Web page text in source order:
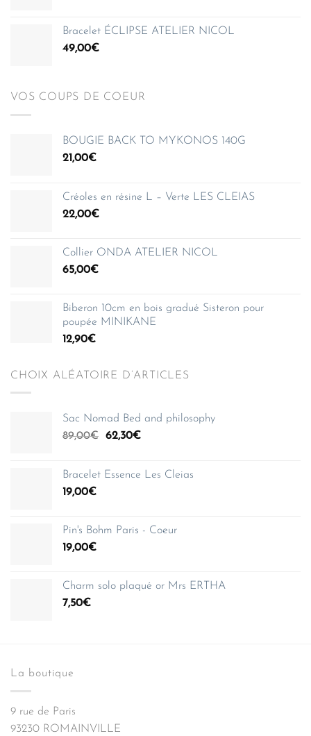
Bracelet ÉCLIPSE ATELIER NICOL
49,00€
VOS COUPS DE COEUR
BOUGIE BACK TO MYKONOS 140G
21,00€
Créoles en résine L – Verte LES CLEIAS
22,00€
Collier ONDA ATELIER NICOL
65,00€
Biberon 10cm en bois gradué Sisteron pour
poupée MINIKANE
12,90€
CHOIX ALÉATOIRE D’ARTICLES
Sac Nomad Bed and philosophy
89,00€
Le
était :
62,30€Le
est :
Bracelet Essence Les Cleias
19,00€
Pin's Bohm Paris - Coeur
19,00€
Charm solo plaqué or Mrs ERTHA
7,50€
La boutique
9 rue de Paris
93230 ROMAINVILLE